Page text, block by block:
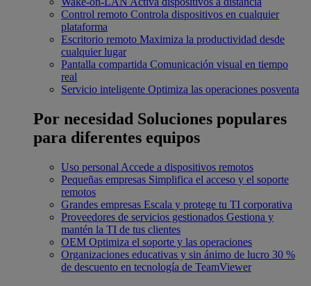
Control remoto Controla dispositivos en cualquier
plataforma
Escritorio remoto Maximiza la productividad desde
cualquier lugar
Pantalla compartida Comunicación visual en tiempo
real
Servicio inteligente Optimiza las operaciones posventa
Por necesidad Soluciones populares
para diferentes equipos
Uso personal Accede a dispositivos remotos
Pequeñas empresas Simplifica el acceso y el soporte
remotos
Grandes empresas Escala y protege tu TI corporativa
Proveedores de servicios gestionados Gestiona y
mantén la TI de tus clientes
OEM Optimiza el soporte y las operaciones
Organizaciones educativas y sin ánimo de lucro 30 %
de descuento en tecnología de TeamViewer